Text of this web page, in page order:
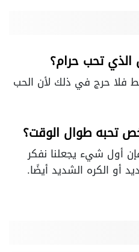
تحب حرام؟
فلا حرج في ذلك لأن الحب
تحبه طوال الوقت؟
أول شيء يجعلنا نفكر
الكره الشديد أيضًا.